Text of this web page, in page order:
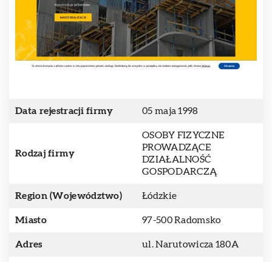
Data rejestracji firmy 05 maja 1998
Rodzaj firmy
OSOBY FIZYCZNE
PROWADZĄCE
DZIAŁALNOŚĆ
GOSPODARCZĄ
Region (Województwo) Łódzkie
Miasto 97-500 Radomsko
Adres ul. Narutowicza 180A